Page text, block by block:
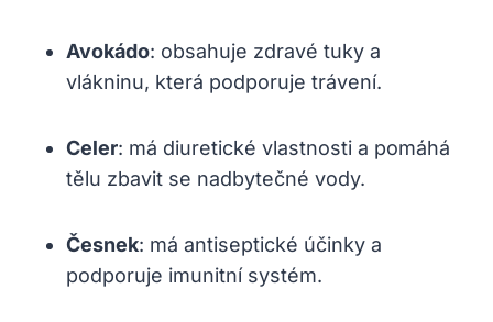
Avokádo: obsahuje zdravé tuky a
vlákninu, která podporuje trávení.
Celer: má diuretické vlastnosti a pomáhá
tělu zbavit se nadbytečné vody.
Česnek: má antiseptické účinky a
podporuje imunitní systém.